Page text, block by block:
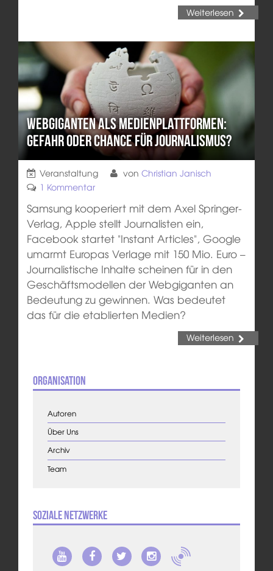
Weiterlesen
Webgiganten als Medienplattformen:
Gefahr oder Chance für Journalismus?
Veranstaltung von Christian Janisch
1 Kommentar
Samsung kooperiert mit dem Axel Springer-
Verlag, Apple stellt Journalisten ein,
Facebook startet "Instant Articles", Google
umarmt Europas Verlage mit 150 Mio. Euro –
Journalistische Inhalte scheinen für in den
Geschäftsmodellen der Webgiganten an
Bedeutung zu gewinnen. Was bedeutet
das für die etablierten Medien?
Weiterlesen
Organisation
Autoren
Über Uns
Archiv
Team
Soziale Netzwerke